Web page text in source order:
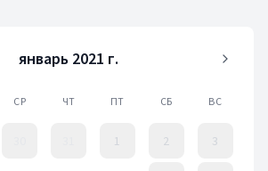
январь 2021 г.
СР ЧТ ПТ СБ ВС
1 2 3